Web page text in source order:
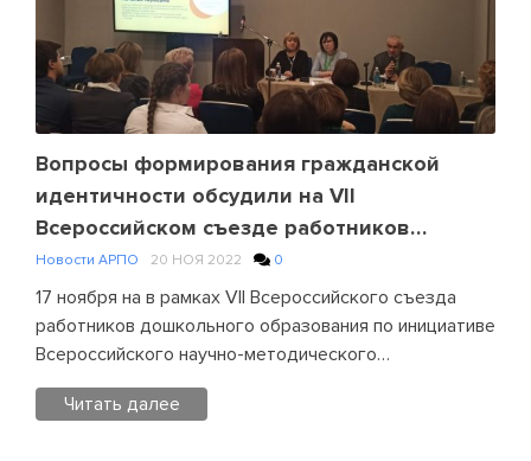
АРПОLeave
Comment
on
Тематики
«Без
срока
давности»
будут
включены
в
план
внеурочных
Вопросы формирования гражданской
идентичности обсудили на VII
Всероссийском съезде работников
дошкольного образования
Новости АРПО 20 НОЯ 2022 0
17 ноября на в рамках VII Всероссийского съезда
работников дошкольного образования по инициативе
Всероссийского научно-методического…
Читать далее